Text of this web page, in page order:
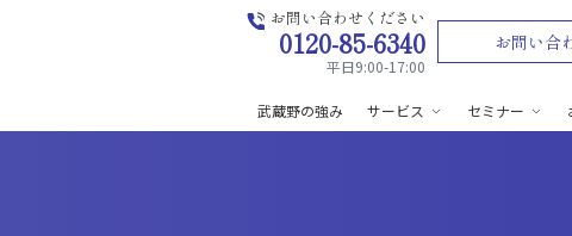
お問い合わせください
0120-85-6340
平日9:00-17:00
お問い合
武蔵野の強み サービス セミナー